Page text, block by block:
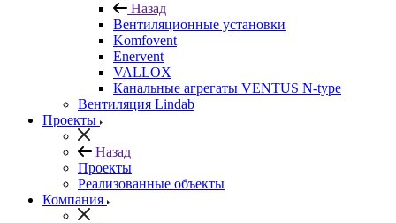
Назад
Вентиляционные установки
Komfovent
Enervent
VALLOX
Канальные агрегаты VENTUS N-type
Вентиляция Lindab
Проекты
Назад
Проекты
Реализованные объекты
Компания